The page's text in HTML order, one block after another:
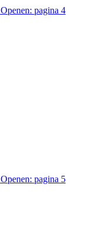
Openen: pagina 4
Openen: pagina 5